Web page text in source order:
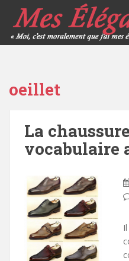
oeillet
La
vocabulaire